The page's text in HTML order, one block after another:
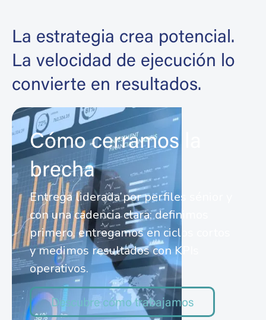
La estrategia crea potencial.
La velocidad de ejecución lo
convierte en resultados.
Cómo cerramos la
brecha
Entrega liderada por perfiles sénior y
con una cadencia clara: definimos
primero, entregamos en ciclos cortos
y medimos resultados con KPIs
operativos.
Descubre cómo trabajamos